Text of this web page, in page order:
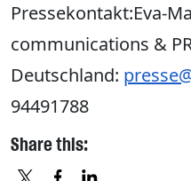
Pressekontakt:Eva-
communications &
Deutschland:
94491788
Share this: